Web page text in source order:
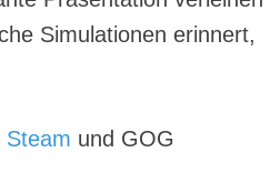
Simulationen erinnert,
Steam und GOG